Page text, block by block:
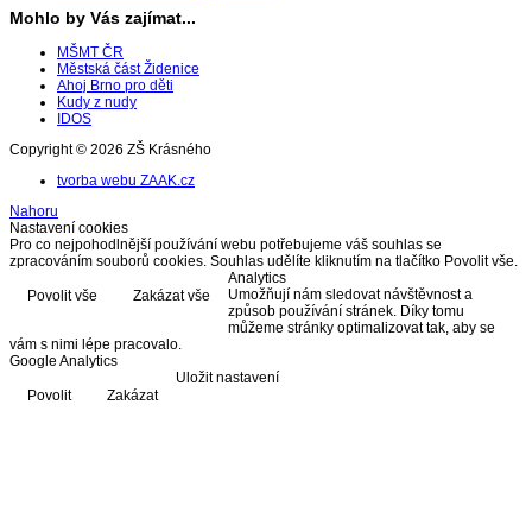
Mohlo by Vás zajímat...
MŠMT ČR
Městská část Židenice
Ahoj Brno pro děti
Kudy z nudy
IDOS
Copyright © 2026 ZŠ Krásného
tvorba webu ZAAK.cz
Nahoru
Nastavení cookies
Pro co nejpohodlnější používání webu potřebujeme váš souhlas se
zpracováním souborů cookies. Souhlas udělíte kliknutím na tlačítko Povolit vše.
Povolit vše Zakázat vše
Analytics
Umožňují nám sledovat návštěvnost a
způsob používání stránek. Díky tomu
můžeme stránky optimalizovat tak, aby se
vám s nimi lépe pracovalo.
Google Analytics
Povolit Zakázat
Uložit nastavení